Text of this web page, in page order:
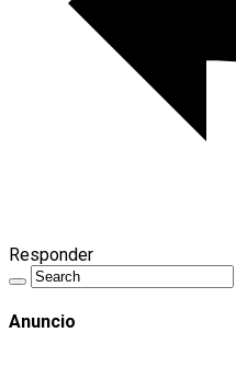
Responder
Anuncio